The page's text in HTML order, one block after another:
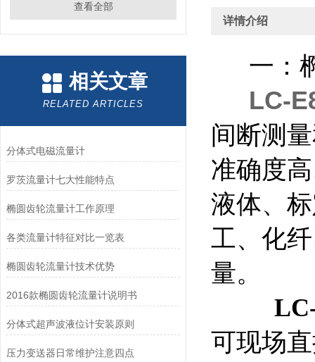
查看全部
相关文章
RELATED ARTICLES
分体式电磁流量计
罗茨流量计七大性能特点
椭圆齿轮流量计工作原理
各类流量计特征对比一览表
椭圆齿轮流量计技术优势
2016款椭圆齿轮流量计说明书
分体式超声波液位计安装原则
压力变送器日常维护注意四点
详情介绍
一：椭
LC-
间断测
准确度
液体、
工、化
量。
可现场